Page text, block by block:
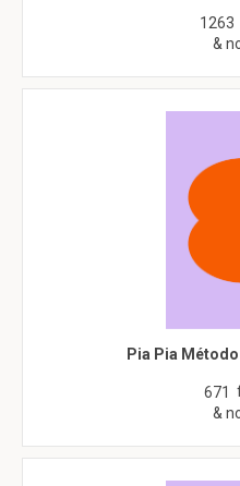
1263
&
Pia Pia
671
&